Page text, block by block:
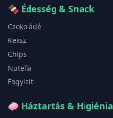
🍫 Édesség & Snack
Csokoládé
Keksz
Chips
Nutella
Fagylalt
🧼 Háztartás & Higiénia